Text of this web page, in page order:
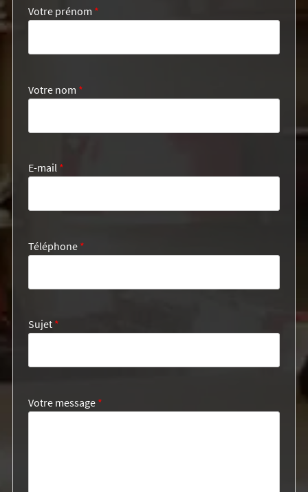
Votre prénom *
Votre nom *
E-mail *
Téléphone *
Sujet *
Votre message *